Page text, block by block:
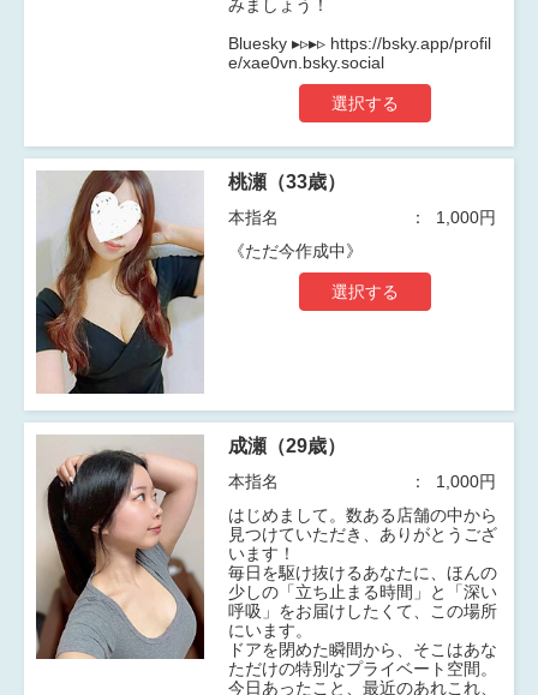
みましょう！
Bluesky ▸︎▹︎▸︎▹︎ https://bsky.app/profil
e/xae0vn.bsky.social
選択する
桃瀬（33歳）
本指名
1,000円
《ただ今作成中》
選択する
成瀬（29歳）
本指名
1,000円
​はじめまして。数ある店舗の中から
見つけていただき、ありがとうござ
います！
​毎日を駆け抜けるあなたに、ほんの
少しの「立ち止まる時間」と「深い
呼吸」をお届けしたくて、この場所
にいます。
ドアを閉めた瞬間から、そこはあな
ただけの特別なプライベート空間。
今日あったこと、最近のあれこれ、